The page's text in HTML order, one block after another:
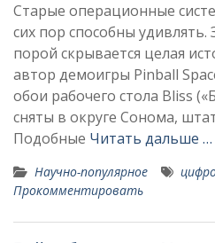
Старые операционные
сих пор способны
порой скрывается целая
автор демоигры Pinball
обои рабочего стола Bliss
сняты в округе Сонома,
Подобные Читать дальше …
Научно-популярное
Прокомментировать